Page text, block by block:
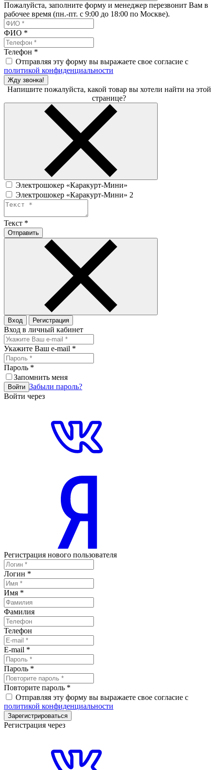
Пожалуйста, заполните форму и менеджер перезвонит Вам в
рабочее время (пн.-пт. с 9:00 до 18:00 по Москве).
ФИО *
Телефон *
Отправляя эту форму вы выражаете свое согласие с
политикой конфиденциальности
Жду звонка!
Напишите пожалуйста, какой товар вы хотели найти на этой
странице?
Электрошокер «Каракурт-Мини»
Электрошокер «Каракурт-Мини» 2
Текст *
Отправить
Вход Регистрация
Вход в личный кабинет
Укажите Ваш e-mail *
Пароль *
Запомнить меня
Войти Забыли пароль?
Войти через
Регистрация нового пользователя
Логин *
Имя *
Фамилия
Телефон
E-mail *
Пароль *
Повторите пароль *
Отправляя эту форму вы выражаете свое согласие с
политикой конфиденциальности
Зарегистрироваться
Регистрация через